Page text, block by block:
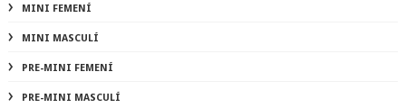
MINI FEMENÍ
MINI MASCULÍ
PRE-MINI FEMENÍ
PRE-MINI MASCULÍ